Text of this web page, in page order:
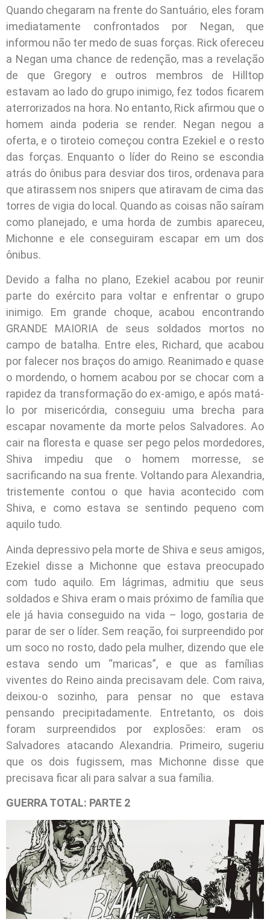
Quando chegaram na frente do Santuário, eles foram
imediatamente confrontados por Negan, que
informou não ter medo de suas forças. Rick ofereceu
a Negan uma chance de redenção, mas a revelação
de que Gregory e outros membros de Hilltop
estavam ao lado do grupo inimigo, fez todos ficarem
aterrorizados na hora. No entanto, Rick afirmou que o
homem ainda poderia se render. Negan negou a
oferta, e o tiroteio começou contra Ezekiel e o resto
das forças. Enquanto o líder do Reino se escondia
atrás do ônibus para desviar dos tiros, ordenava para
que atirassem nos snipers que atiravam de cima das
torres de vigia do local. Quando as coisas não saíram
como planejado, e uma horda de zumbis apareceu,
Michonne e ele conseguiram escapar em um dos
ônibus.
Devido a falha no plano, Ezekiel acabou por reunir
parte do exército para voltar e enfrentar o grupo
inimigo. Em grande choque, acabou encontrando
GRANDE MAIORIA de seus soldados mortos no
campo de batalha. Entre eles, Richard, que acabou
por falecer nos braços do amigo. Reanimado e quase
o mordendo, o homem acabou por se chocar com a
rapidez da transformação do ex-amigo, e após matá-
lo por misericórdia, conseguiu uma brecha para
escapar novamente da morte pelos Salvadores. Ao
cair na floresta e quase ser pego pelos mordedores,
Shiva impediu que o homem morresse, se
sacrificando na sua frente. Voltando para Alexandria,
tristemente contou o que havia acontecido com
Shiva, e como estava se sentindo pequeno com
aquilo tudo.
Ainda depressivo pela morte de Shiva e seus amigos,
Ezekiel disse a Michonne que estava preocupado
com tudo aquilo. Em lágrimas, admitiu que seus
soldados e Shiva eram o mais próximo de família que
ele já havia conseguido na vida – logo, gostaria de
parar de ser o líder. Sem reação, foi surpreendido por
um soco no rosto, dado pela mulher, dizendo que ele
estava sendo um “maricas”, e que as famílias
viventes do Reino ainda precisavam dele. Com raiva,
deixou-o sozinho, para pensar no que estava
pensando precipitadamente. Entretanto, os dois
foram surpreendidos por explosões: eram os
Salvadores atacando Alexandria. Primeiro, sugeriu
que os dois fugissem, mas Michonne disse que
precisava ficar ali para salvar a sua família.
GUERRA TOTAL: PARTE 2